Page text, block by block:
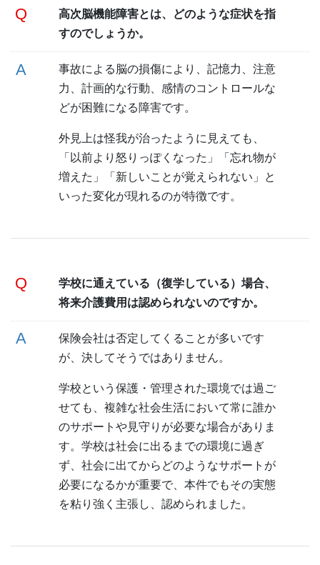
高次脳機能障害とは、どのような症状を指
すのでしょうか。
事故による脳の損傷により、記憶力、注意
力、計画的な行動、感情のコントロールな
どが困難になる障害です。
外見上は怪我が治ったように見えても、
「以前より怒りっぽくなった」「忘れ物が
増えた」「新しいことが覚えられない」と
いった変化が現れるのが特徴です。
学校に通えている（復学している）場合、
将来介護費用は認められないのですか。
保険会社は否定してくることが多いです
が、決してそうではありません。
学校という保護・管理された環境では過ご
せても、複雑な社会生活において常に誰か
のサポートや見守りが必要な場合がありま
す。学校は社会に出るまでの環境に過ぎ
ず、社会に出てからどのようなサポートが
必要になるかが重要で、本件でもその実態
を粘り強く主張し、認められました。